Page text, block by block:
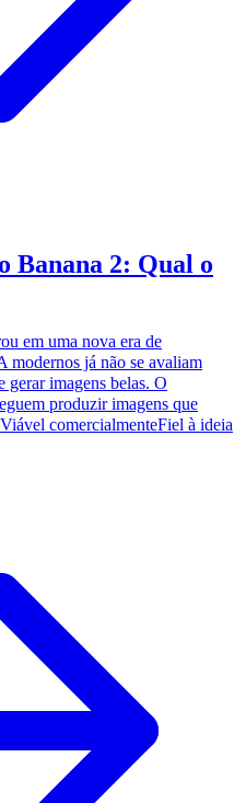
Banana 2: Qual o
em uma nova era de
modernos já não se avaliam
gerar imagens belas. O
produzir imagens que
comercialmenteFiel à ideia